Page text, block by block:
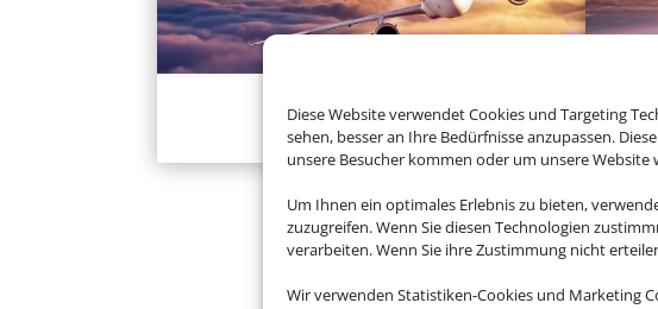
Diese Website verwendet Cookies und Targeting
sehen, besser an Ihre Bedürfnisse anzupassen.
unsere Besucher kommen oder um unsere Website
Um Ihnen ein optimales Erlebnis zu bieten,
zuzugreifen. Wenn Sie diesen Technologien
verarbeiten. Wenn Sie ihre Zustimmung nicht
Wir verwenden Statistiken-Cookies und Marketing
Charterflug